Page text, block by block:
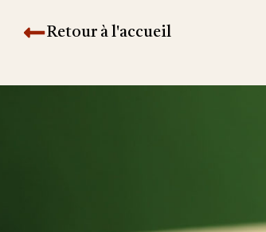
Retour à l'accueil